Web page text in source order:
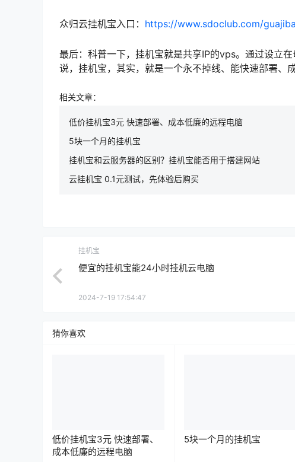
众归云挂机宝入口： https://www.sdoclub.com/
最后：科普一下，挂机宝就是共享IP的vps。通过设立
说，挂机宝，其实，就是一个永不掉线、能快速部署、
相关文章：
低价挂机宝3元 快速部署、成本低廉的远程电脑
5块一个月的挂机宝
挂机宝和云服务器的区别？挂机宝能否用于搭建网站
云挂机宝 0.1元测试，先体验后购买
挂机宝
便宜的挂机宝能24小时挂机云电脑
2024-7-19 17:54:47
猜你喜欢
低价挂机宝3元 快速部署、
成本低廉的远程电脑
5块一个月的挂机宝